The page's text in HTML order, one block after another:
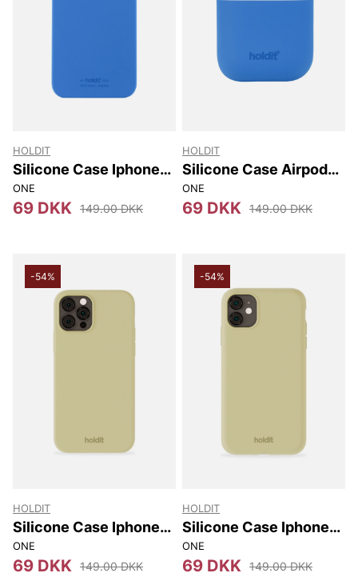
HOLDIT
Silicone Case Iphone
12/12 Pro
ONE
69 DKK 149.00 DKK
HOLDIT
Silicone Case Airpods
1&2
ONE
69 DKK 149.00 DKK
-54%
HOLDIT
Silicone Case Iphone
12/12 Pro
ONE
69 DKK 149.00 DKK
-54%
HOLDIT
Silicone Case Iphone
11/xr
ONE
69 DKK 149.00 DKK